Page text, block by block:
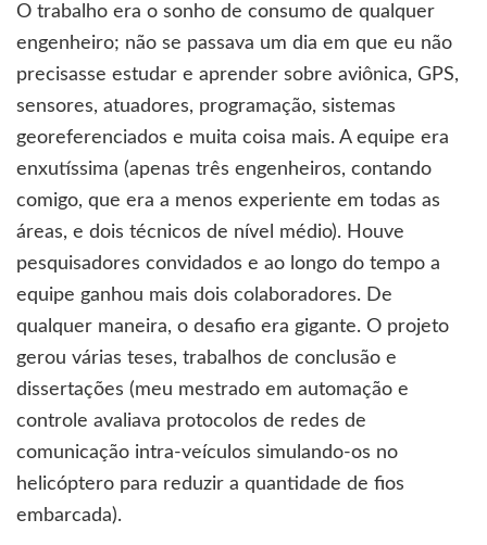
O trabalho era o sonho de consumo de qualquer
engenheiro; não se passava um dia em que eu não
precisasse estudar e aprender sobre aviônica, GPS,
sensores, atuadores, programação, sistemas
georeferenciados e muita coisa mais. A equipe era
enxutíssima (apenas três engenheiros, contando
comigo, que era a menos experiente em todas as
áreas, e dois técnicos de nível médio). Houve
pesquisadores convidados e ao longo do tempo a
equipe ganhou mais dois colaboradores. De
qualquer maneira, o desafio era gigante. O projeto
gerou várias teses, trabalhos de conclusão e
dissertações (meu mestrado em automação e
controle avaliava protocolos de redes de
comunicação intra-veículos simulando-os no
helicóptero para reduzir a quantidade de fios
embarcada).